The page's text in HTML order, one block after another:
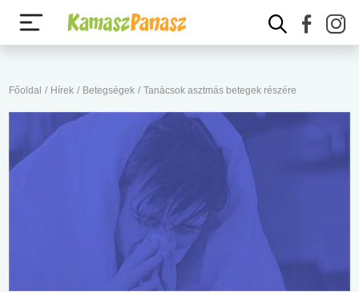
Főoldal / Hírek / Betegségek / Tanácsok asztmás betegek részére